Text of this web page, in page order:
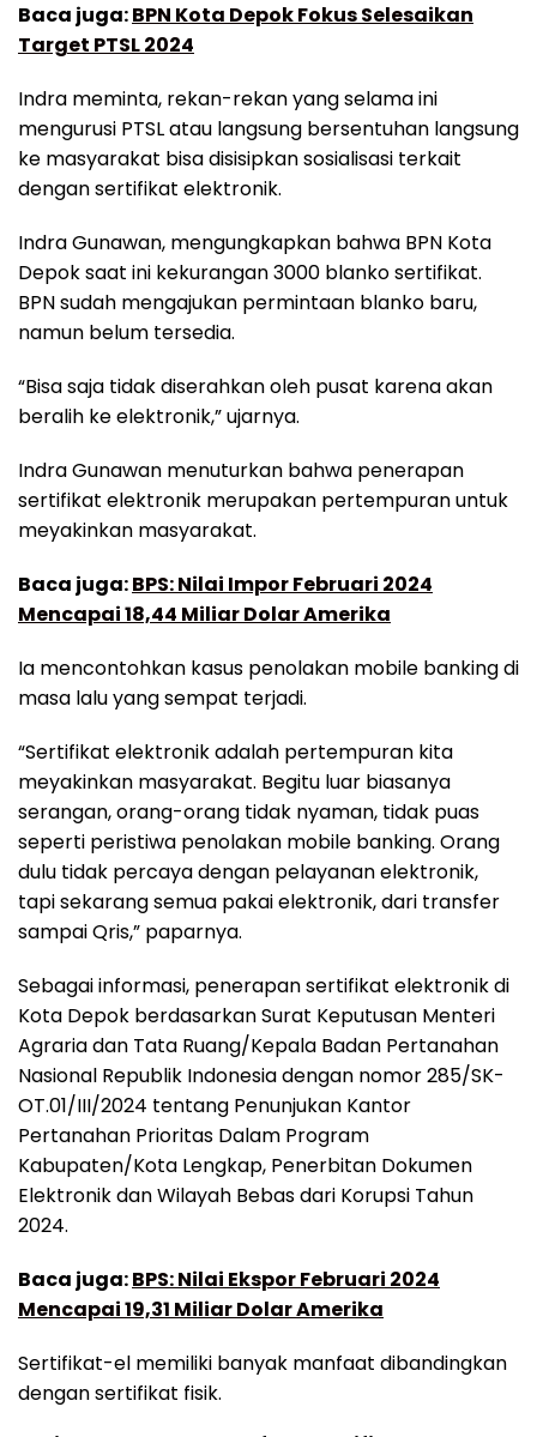
Baca juga:BPN Kota Depok Fokus Selesaikan
Target PTSL 2024
Indra meminta, rekan-rekan yang selama ini
mengurusi PTSL atau langsung bersentuhan langsung
ke masyarakat bisa disisipkan sosialisasi terkait
dengan sertifikat elektronik.
Indra Gunawan, mengungkapkan bahwa BPN Kota
Depok saat ini kekurangan 3000 blanko sertifikat.
BPN sudah mengajukan permintaan blanko baru,
namun belum tersedia.
“Bisa saja tidak diserahkan oleh pusat karena akan
beralih ke elektronik,” ujarnya.
Indra Gunawan menuturkan bahwa penerapan
sertifikat elektronik merupakan pertempuran untuk
meyakinkan masyarakat.
Baca juga:BPS: Nilai Impor Februari 2024
Mencapai 18,44 Miliar Dolar Amerika
Ia mencontohkan kasus penolakan mobile banking di
masa lalu yang sempat terjadi.
“Sertifikat elektronik adalah pertempuran kita
meyakinkan masyarakat. Begitu luar biasanya
serangan, orang-orang tidak nyaman, tidak puas
seperti peristiwa penolakan mobile banking. Orang
dulu tidak percaya dengan pelayanan elektronik,
tapi sekarang semua pakai elektronik, dari transfer
sampai Qris,” paparnya.
Sebagai informasi, penerapan sertifikat elektronik di
Kota Depok berdasarkan Surat Keputusan Menteri
Agraria dan Tata Ruang/Kepala Badan Pertanahan
Nasional Republik Indonesia dengan nomor 285/SK-
OT.01/III/2024 tentang Penunjukan Kantor
Pertanahan Prioritas Dalam Program
Kabupaten/Kota Lengkap, Penerbitan Dokumen
Elektronik dan Wilayah Bebas dari Korupsi Tahun
2024.
Baca juga:BPS: Nilai Ekspor Februari 2024
Mencapai 19,31 Miliar Dolar Amerika
Sertifikat-el memiliki banyak manfaat dibandingkan
dengan sertifikat fisik.